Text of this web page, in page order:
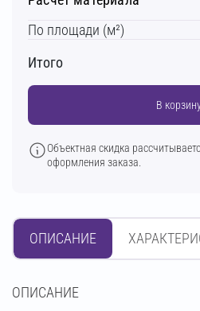
По площади (м²)
Итого
В
Объектная скидка
оформления заказа.
ОПИСАНИЕ
OПИСАНИЕ